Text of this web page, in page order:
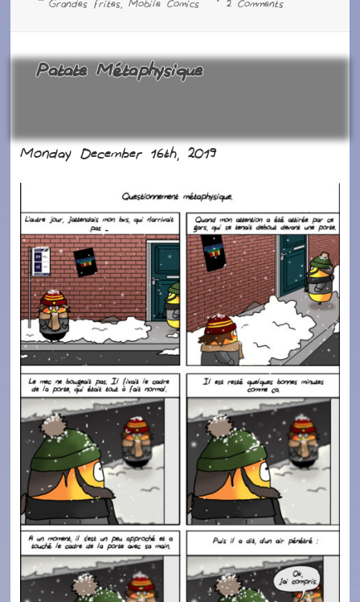
Grandes frites,Mobile Comics 2 Comments
Patate Métaphysique
Monday December 16th, 2019